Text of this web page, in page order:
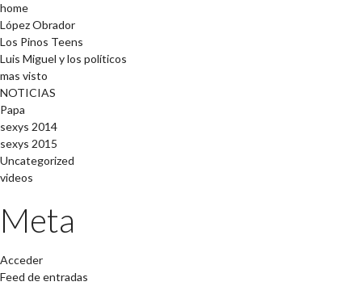
home
López Obrador
Los Pinos Teens
Luis Miguel y los políticos
mas visto
NOTICIAS
Papa
sexys 2014
sexys 2015
Uncategorized
videos
Meta
Acceder
Feed de entradas